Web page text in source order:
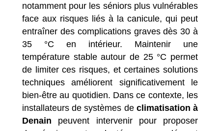
notamment pour les séniors plus vulnérables
face aux risques liés à la canicule, qui peut
entraîner des complications graves dès 30 à
35 °C en intérieur. Maintenir une
température stable autour de 25 °C permet
de limiter ces risques, et certaines solutions
techniques améliorent significativement le
bien-être au quotidien. Dans ce contexte, les
installateurs de systèmes de climatisation à
Denain
peuvent intervenir pour proposer